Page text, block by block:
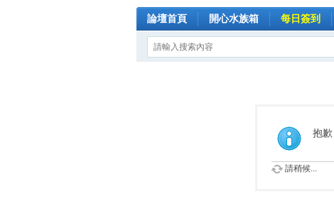
論壇首頁 開心水族箱 每日簽到
抱
請稍候...